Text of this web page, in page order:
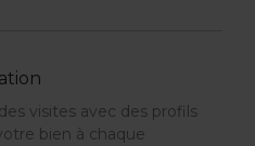
visites avec des profils
bien à chaque